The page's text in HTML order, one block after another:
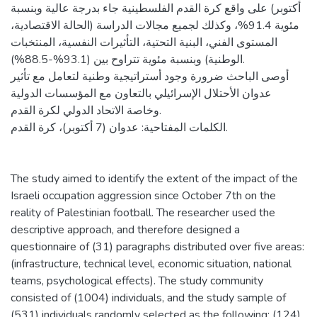
أكتوبر) على واقع كرة القدم الفلسطينية جاء بدرجة عالية وبنسبة
مئوية 91.4%، وكذلك لجميع مجالات الدراسة (الحالة الاقتصادية،
المستوى الفني، البنية التحتية، التأثيرات النفسية، المنتخبات
الوطنية) وبنسبة مئوية تتراوح بين (93.1%-88.5%).
أوصى الباحث ضرورة وجود أستراتيجية وطنية لتعامل مع تأثير
عدوان الأحتلال الإسرائيلي بالتعاون مع المؤسسات الدولية
وخاصة الاتحاد الدولي لكرة القدم.
الكلمات المفتاحية: عدوان (7 أكتوبر)، كرة القدم.
The study aimed to identify the extent of the impact of the
Israeli occupation aggression since October 7th on the
reality of Palestinian football. The researcher used the
descriptive approach, and therefore designed a
questionnaire of (31) paragraphs distributed over five areas:
(infrastructure, technical level, economic situation, national
teams, psychological effects). The study community
consisted of (1004) individuals, and the study sample of